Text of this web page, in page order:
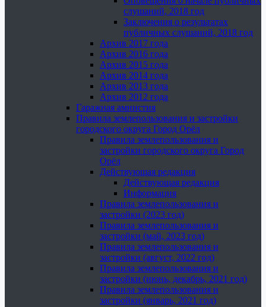
слушаний, 2018 год
Заключения о результатах
публичных слушаний, 2018 год
Архив 2017 года
Архив 2016 года
Архив 2015 года
Архив 2014 года
Архив 2013 года
Архив 2012 года
Гаражная амнистия
Правила землепользования и застройки
городского округа Город Орёл
Правила землепользования и
застройки городского округа Город
Орёл
Действующая редакция
Действующая редакция
Информация
Правила землепользования и
застройки (2023 год)
Правила землепользования и
застройки (май, 2023 год)
Правила землепользования и
застройки (август, 2022 год)
Правила землепользования и
застройки (июнь, декабрь, 2021 год)
Правила землепользования и
застройки (январь, 2021 год)